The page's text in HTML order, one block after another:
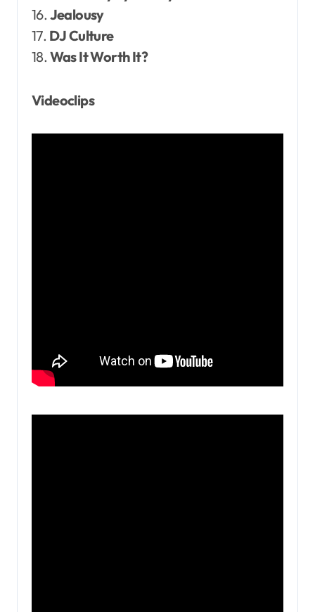
16. Jealousy
17. DJ Culture
18. Was It Worth It?
Videoclips